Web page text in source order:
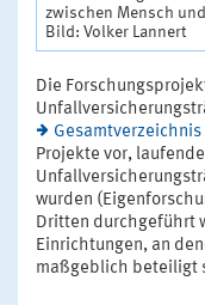
zwischen Mensch
Bild: Volker Lannert
Die
Gesamtverzeichnis
Projekte vor,
wurden
Dritten durchgeführt
Einrichtungen, an
maßgeblich beteiligt